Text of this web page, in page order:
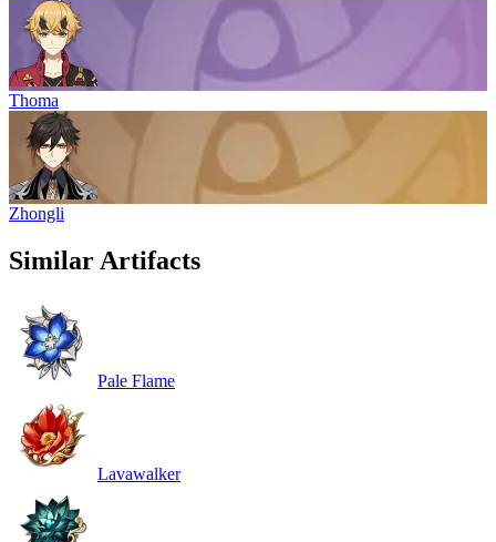
Thoma
Zhongli
Similar Artifacts
Pale Flame
Lavawalker